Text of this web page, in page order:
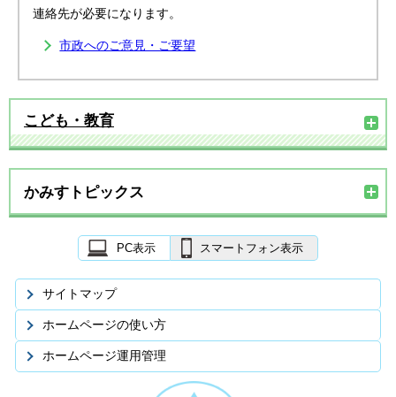
連絡先が必要になります。
市政へのご意見・ご要望
こども・教育
かみすトピックス
PC表示 スマートフォン表示
サイトマップ
ホームページの使い方
ホームページ運用管理